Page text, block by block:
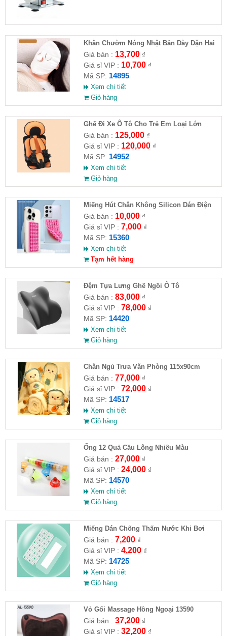
Khăn Chườm Nóng Nhật Bản Dày Dặn Hai
Lớp
Giá bán : 13,700₫
Giá sỉ VIP : 10,700₫
Mã SP: 14895
Xem chi tiết
Giỏ hàng
Ghế Đi Xe Ô Tô Cho Trẻ Em Loại Lớn
56x24x36
Giá bán : 125,000₫
Giá sỉ VIP : 120,000₫
Mã SP: 14952
Xem chi tiết
Giỏ hàng
Miếng Hút Chân Không Silicon Dán Điện
Thoại
Giá bán : 10,000₫
Giá sỉ VIP : 7,000₫
Mã SP: 15360
Xem chi tiết
Tạm hết hàng
Đệm Tựa Lưng Ghế Ngồi Ô Tô
Giá bán : 83,000₫
Giá sỉ VIP : 78,000₫
Mã SP: 14420
Xem chi tiết
Giỏ hàng
Chăn Ngủ Trưa Văn Phòng 115x90cm
Giá bán : 77,000₫
Giá sỉ VIP : 72,000₫
Mã SP: 14517
Xem chi tiết
Giỏ hàng
Ống 12 Quả Cầu Lông Nhiều Màu
Giá bán : 27,000₫
Giá sỉ VIP : 24,000₫
Mã SP: 14570
Xem chi tiết
Giỏ hàng
Miếng Dán Chống Thấm Nước Khi Bơi
Giá bán : 7,200₫
Giá sỉ VIP : 4,200₫
Mã SP: 14725
Xem chi tiết
Giỏ hàng
Vỏ Gối Massage Hồng Ngoại 13590
Giá bán : 37,200₫
Giá sỉ VIP : 32,200₫